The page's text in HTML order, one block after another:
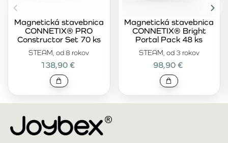
STEAM, od 8 rokov
Magnetická stavebnica
CONNETIX® PRO
Constructor Set 70 ks
138,90 €
STEAM, od 3 rokov
Magnetická stavebnica
CONNETIX® Bright
Portal Pack 48 ks
98,90 €